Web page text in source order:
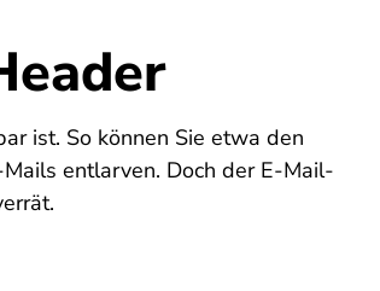
ist. So können Sie etwa den
entlarven. Doch der E-Mail-